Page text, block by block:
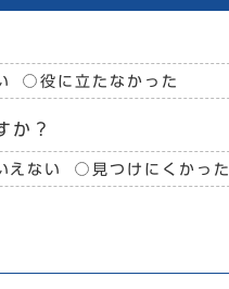
役に立たなかった
か？
えない 見つけにくかった